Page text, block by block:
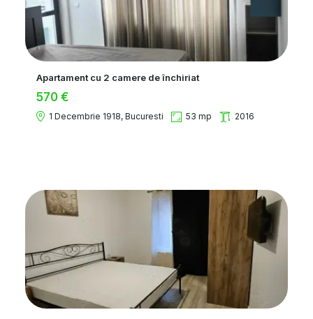
Apartament cu 2 camere de închiriat
570 €
1 Decembrie 1918, Bucuresti 53 mp 2016